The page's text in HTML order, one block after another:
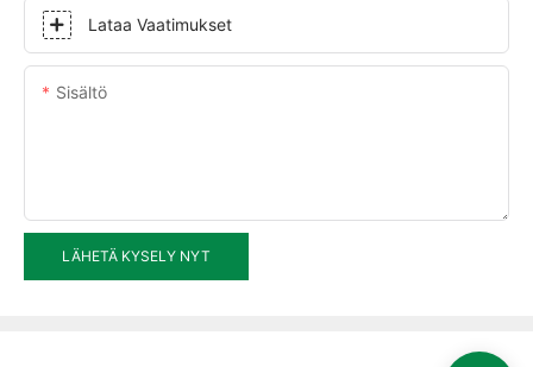
Lataa Vaatimukset
Sisältö
LÄHETÄ KYSELY NYT